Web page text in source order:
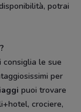
potrai
consiglia le sue
per
puoi trovare
crociere,